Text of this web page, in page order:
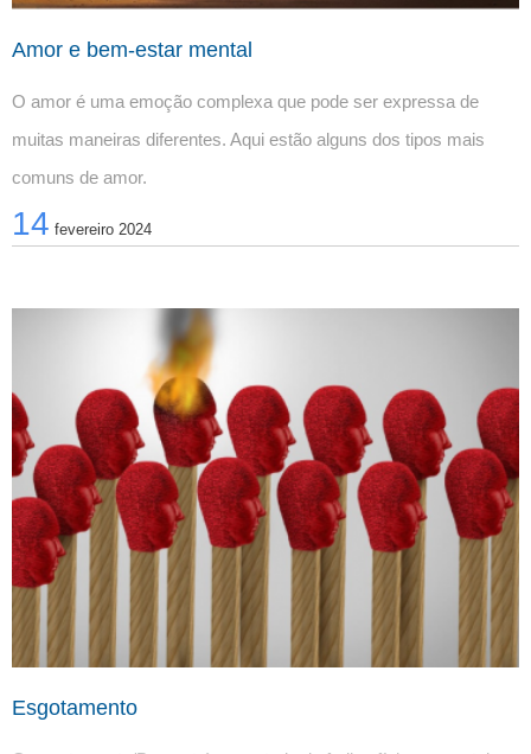
Amor e bem-estar mental
O amor é uma emoção complexa que pode ser expressa de
muitas maneiras diferentes. Aqui estão alguns dos tipos mais
comuns de amor.
14 fevereiro 2024
Esgotamento